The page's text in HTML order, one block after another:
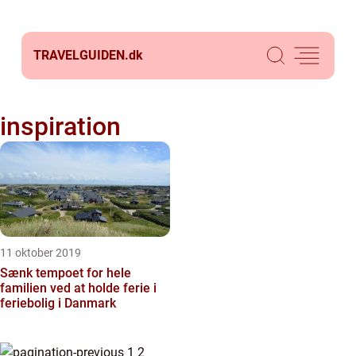
TRAVELGUIDEN.dk
inspiration
11 oktober 2019
Sænk tempoet for hele
familien ved at holde ferie i
feriebolig i Danmark
1 2